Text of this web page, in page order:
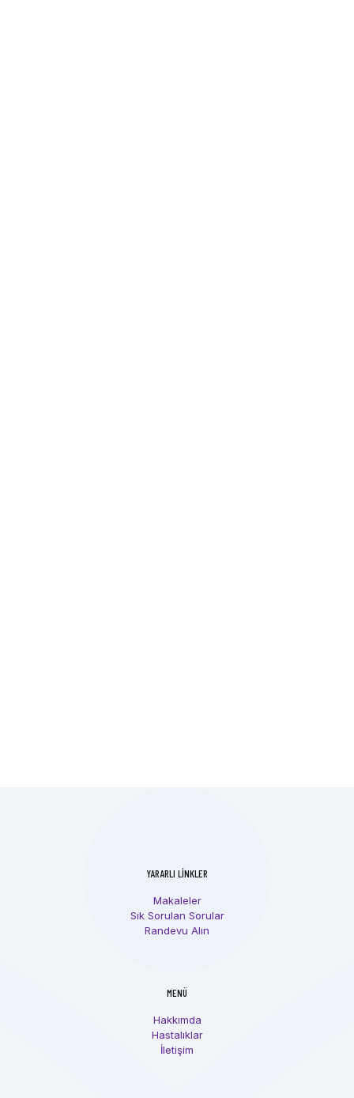
YARARLI LİNKLER
Makaleler
Sık Sorulan Sorular
Randevu Alın
MENÜ
Hakkımda
Hastalıklar
İletişim